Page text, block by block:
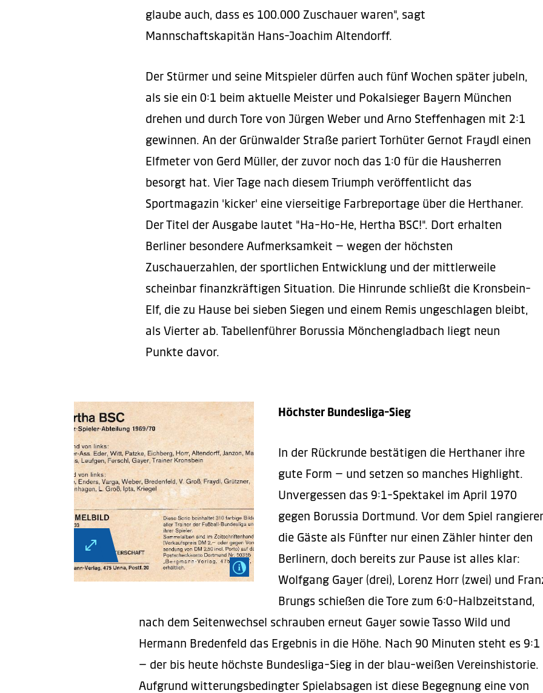
glaube auch, dass es 100.000 Zuschauer waren", sagt
Mannschaftskapitän Hans-Joachim Altendorff.
Der Stürmer und seine Mitspieler dürfen auch fünf Wochen später jubeln,
als sie ein 0:1 beim aktuelle Meister und Pokalsieger Bayern München
drehen und durch Tore von Jürgen Weber und Arno Steffenhagen mit 2:1
gewinnen. An der Grünwalder Straße pariert Torhüter Gernot Fraydl einen
Elfmeter von Gerd Müller, der zuvor noch das 1:0 für die Hausherren
besorgt hat. Vier Tage nach diesem Triumph veröffentlicht das
Sportmagazin 'kicker' eine vierseitige Farbreportage über die Herthaner.
Der Titel der Ausgabe lautet "Ha-Ho-He, Hertha BSC!". Dort erhalten
Berliner besondere Aufmerksamkeit – wegen der höchsten
Zuschauerzahlen, der sportlichen Entwicklung und der mittlerweile
scheinbar finanzkräftigen Situation. Die Hinrunde schließt die Kronsbein-
Elf, die zu Hause bei sieben Siegen und einem Remis ungeschlagen bleibt,
als Vierter ab. Tabellenführer Borussia Mönchengladbach liegt neun
Punkte davor.
Höchster Bundesliga-Sieg
In der Rückrunde bestätigen die Herthaner ihre
gute Form – und setzen so manches Highlight.
Unvergessen das 9:1-Spektakel im April 1970
gegen Borussia Dortmund. Vor dem Spiel
die Gäste als Fünfter nur einen Zähler hinter den
Berlinern, doch bereits zur Pause ist alles klar:
Wolfgang Gayer (drei), Lorenz Horr (zwei) und
Brungs schießen die Tore zum 6:0-Halbzeitstand,
nach dem Seitenwechsel schrauben erneut Gayer sowie Tasso Wild und
Hermann Bredenfeld das Ergebnis in die Höhe. Nach 90 Minuten steht es 9:1
– der bis heute höchste Bundesliga-Sieg in der blau-weißen Vereinshistorie.
Aufgrund witterungsbedingter Spielabsagen ist diese Begegnung eine von